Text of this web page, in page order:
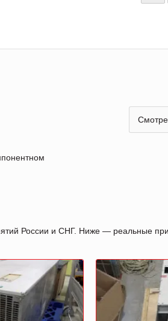
России и СНГ. Ниже — реальные